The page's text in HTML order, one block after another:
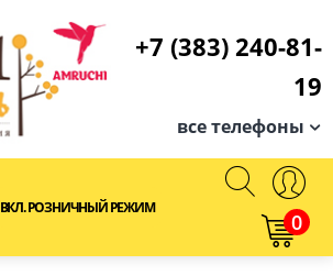
+7 (383) 240-81-
19
все телефоны
ВКЛ. РОЗНИЧНЫЙ РЕЖИМ
0